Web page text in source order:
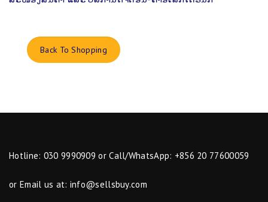
Back To Shopping
Hotline: 030 9990909 or Call/WhatsApp: +856 20 77600059
or Email us at: info@sellsbuy.com